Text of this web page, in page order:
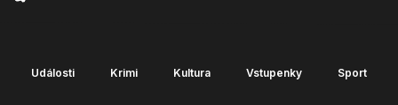
Události Krimi Kultura Vstupenky Sport